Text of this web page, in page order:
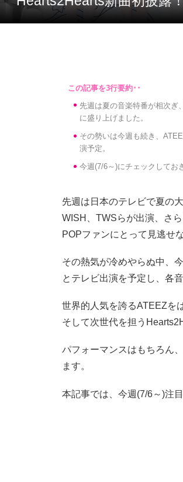
先週は夏の音楽特番が相次ぎ
に盛り上げました。
その勢いは今週も続き、
演予定。
今週(7/6～)にチェックしてお
先週は日本のテレビで夏の
WISH、TWSらが出演、さ
POPファンにとって見逃せ
その熱気が冷めやらぬ中、
とテレビ出演を予定し、各
世界的人気を誇るATEEZを
そして次世代を担う
パフォーマンスはもちろん
ます。
本記事では、今週(7/6～)注